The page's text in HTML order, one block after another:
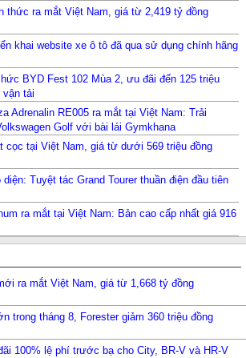
thức ra mắt Việt Nam, giá từ 2,419 tỷ đồng
khai website xe ô tô đã qua sử dụng chính hãng
BYD Fest 102 Mùa 2, ưu đãi đến 125 triệu
vận tải
Adrenalin RE005 ra mắt tại Việt Nam: Trải
Golf với bài lái Gymkhana
cọc tại Việt Nam, giá từ dưới 569 triệu đồng
diện: Tuyệt tác Grand Tourer thuần điện đầu tiên
ra mắt tại Việt Nam: Bản cao cấp nhất giá 916
ra mắt Việt Nam, giá từ 1,668 tỷ đồng
trong tháng 8, Forester giảm 360 triệu đồng
100% lệ phí trước bạ cho City, BR-V và HR-V